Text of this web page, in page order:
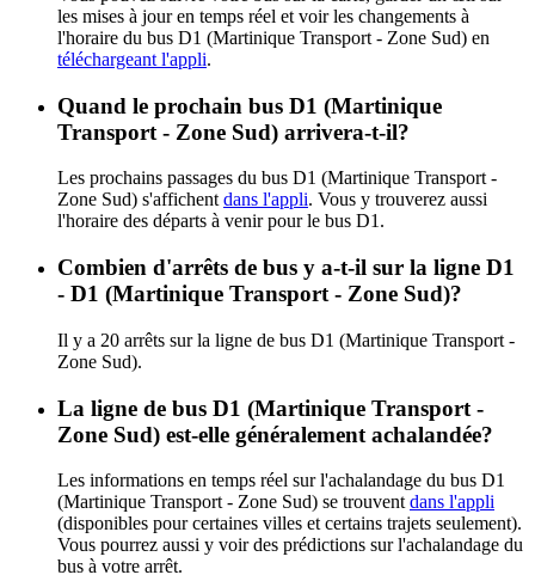
les mises à jour en temps réel et voir les changements à
l'horaire du bus D1 (Martinique Transport - Zone Sud) en
téléchargeant l'appli.
Quand le prochain bus D1 (Martinique
Transport - Zone Sud) arrivera-t-il?
Les prochains passages du bus D1 (Martinique Transport -
Zone Sud) s'affichent dans l'appli. Vous y trouverez aussi
l'horaire des départs à venir pour le bus D1.
Combien d'arrêts de bus y a-t-il sur la ligne D1
- D1 (Martinique Transport - Zone Sud)?
Il y a 20 arrêts sur la ligne de bus D1 (Martinique Transport -
Zone Sud).
La ligne de bus D1 (Martinique Transport -
Zone Sud) est-elle généralement achalandée?
Les informations en temps réel sur l'achalandage du bus D1
(Martinique Transport - Zone Sud) se trouvent dans l'appli
(disponibles pour certaines villes et certains trajets seulement).
Vous pourrez aussi y voir des prédictions sur l'achalandage du
bus à votre arrêt.